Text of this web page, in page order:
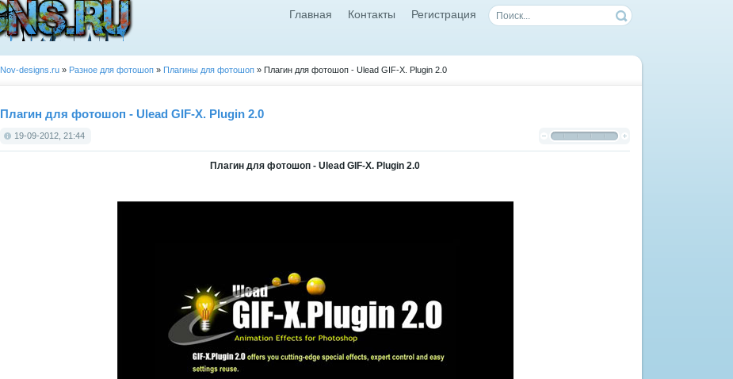
Главная Контакты Регистрация
Nov-designs.ru » Разное для фотошоп » Плагины для фотошоп » Плагин для фотошоп - Ulead GIF-X. Plugin 2.0
Плагин для фотошоп - Ulead GIF-X. Plugin 2.0
19-09-2012, 21:44
Плагин для фотошоп - Ulead GIF-X. Plugin 2.0